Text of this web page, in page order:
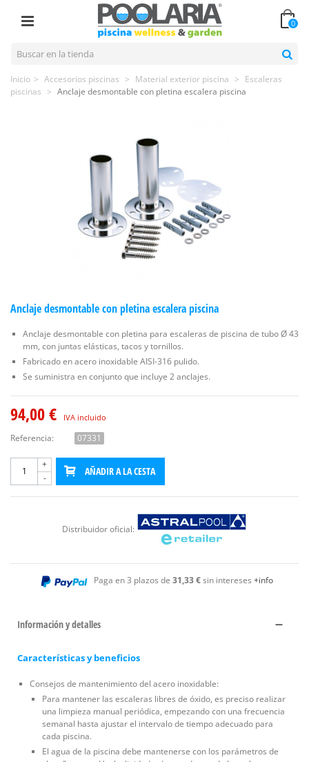
0
Inicio > Accesorios piscinas > Material exterior piscina > Escaleras
piscinas > Anclaje desmontable con pletina escalera piscina
Anclaje desmontable con pletina escalera piscina
Anclaje desmontable con pletina para escaleras de piscina de tubo Ø 43
mm, con juntas elásticas, tacos y tornillos.
Fabricado en acero inoxidable AISI-316 pulido.
Se suministra en conjunto que incluye 2 anclajes.
94,00 € IVA incluido
Referencia: 07331
-
+
AÑADIR A LA CESTA
Distribuidor oficial:
Paga en 3 plazos de 31,33 €sin intereses +info
Información y detalles
Características y beneficios
Consejos de mantenimiento del acero inoxidable:
Para mantener las escaleras libres de óxido, es preciso realizar
una limpieza manual periódica, empezando con una frecuencia
semanal hasta ajustar el intervalo de tiempo adecuado para
cada piscina.
El agua de la piscina debe mantenerse con los parámetros de